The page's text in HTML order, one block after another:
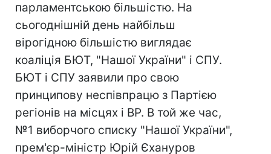
парламентською більшістю. На
сьогоднішній день найбільш
вірогідною більшістю виглядає
коаліція БЮТ, "Нашої України" і СПУ.
БЮТ і СПУ заявили про свою
принципову неспівпрацю з Партією
регіонів на місцях і ВР. В той же час,
№1 виборчого списку "Нашої України",
прем'єр-міністр Юрій Єхануров